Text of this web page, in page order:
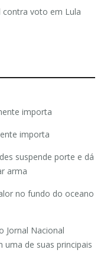
contra voto em Lula
importa
importa
suspende porte e dá
arma
no fundo do oceano
Jornal Nacional
uma de suas principais